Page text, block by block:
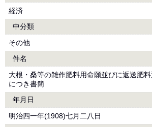
経済
中分類
その他
件名
大根・桑等の雑作肥料用命願並びに返送肥
につき書簡
年月日
明治四一年(1908)七月二八日